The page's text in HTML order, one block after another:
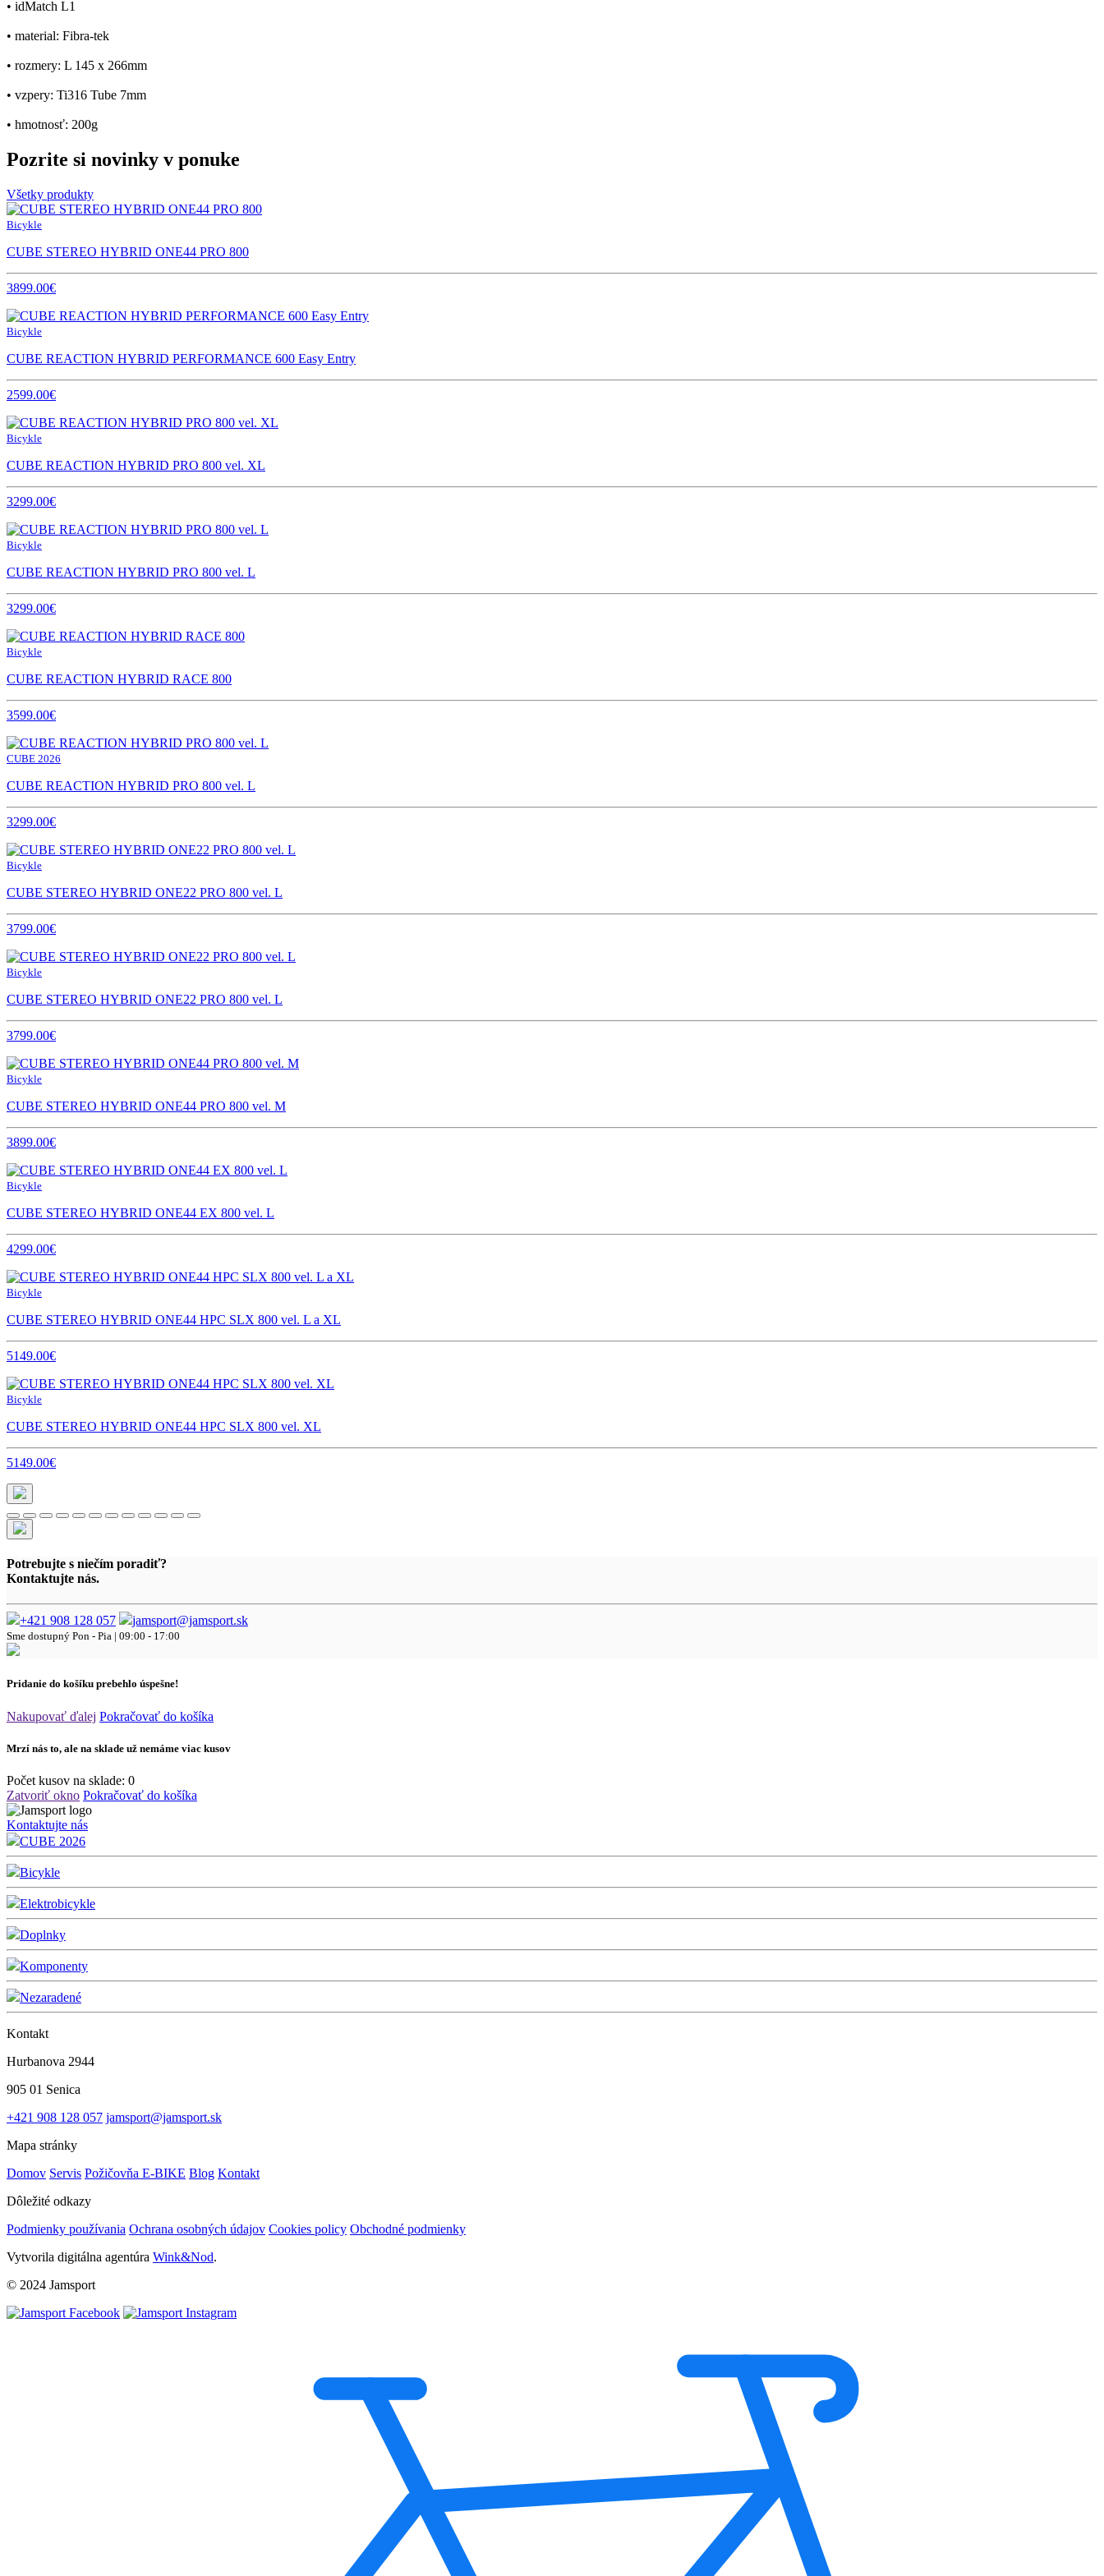
• idMatch L1
• material: Fibra-tek
• rozmery: L 145 x 266mm
• vzpery: Ti316 Tube 7mm
• hmotnosť: 200g
Pozrite si novinky v ponuke
Všetky produkty
Bicykle
CUBE STEREO HYBRID ONE44 PRO 800
3899.00€
Bicykle
CUBE REACTION HYBRID PERFORMANCE 600 Easy Entry
2599.00€
Bicykle
CUBE REACTION HYBRID PRO 800 vel. XL
3299.00€
Bicykle
CUBE REACTION HYBRID PRO 800 vel. L
3299.00€
Bicykle
CUBE REACTION HYBRID RACE 800
3599.00€
CUBE 2026
CUBE REACTION HYBRID PRO 800 vel. L
3299.00€
Bicykle
CUBE STEREO HYBRID ONE22 PRO 800 vel. L
3799.00€
Bicykle
CUBE STEREO HYBRID ONE22 PRO 800 vel. L
3799.00€
Bicykle
CUBE STEREO HYBRID ONE44 PRO 800 vel. M
3899.00€
Bicykle
CUBE STEREO HYBRID ONE44 EX 800 vel. L
4299.00€
Bicykle
CUBE STEREO HYBRID ONE44 HPC SLX 800 vel. L a XL
5149.00€
Bicykle
CUBE STEREO HYBRID ONE44 HPC SLX 800 vel. XL
5149.00€
Potrebujte s niečím poradiť?
Kontaktujte nás.
+421 908 128 057 jamsport@jamsport.sk
Sme dostupný Pon - Pia | 09:00 - 17:00
Pridanie do košíku prebehlo úspešne!
Nakupovať ďalej Pokračovať do košíka
Mrzí nás to, ale na sklade už nemáme viac kusov
Počet kusov na sklade: 0
Zatvoriť okno Pokračovať do košíka
Kontaktujte nás
CUBE 2026
Bicykle
Elektrobicykle
Doplnky
Komponenty
Nezaradené
Kontakt
Hurbanova 2944
905 01 Senica
+421 908 128 057 jamsport@jamsport.sk
Mapa stránky
Domov Servis Požičovňa E-BIKE Blog Kontakt
Dôležité odkazy
Podmienky používania Ochrana osobných údajov Cookies policy Obchodné podmienky
Vytvorila digitálna agentúra Wink&Nod.
© 2024 Jamsport